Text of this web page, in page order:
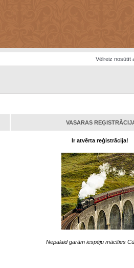
Vēlreiz nosūtīt
VASARAS
Ir atvērta reģistrācija!
Nepalaid garām iespēju mācīties